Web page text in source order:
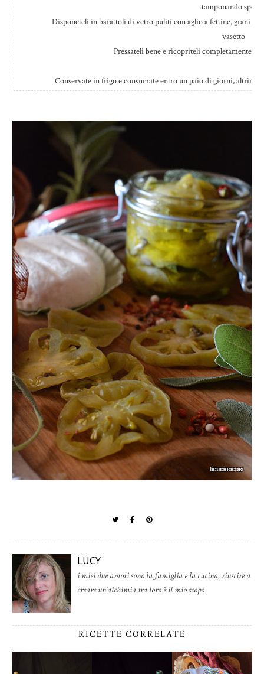
tamponando
Disponeteli in barattoli di vetro puliti con aglio a fettine, grani di
vasetto
Pressateli bene e ricopriteli completamente
Conservate in frigo e consumate entro un paio di giorni,
LUCY
i miei due amori sono la famiglia e la cucina, riuscire a
creare un'alchimia tra loro è il mio scopo
RICETTE CORRELATE